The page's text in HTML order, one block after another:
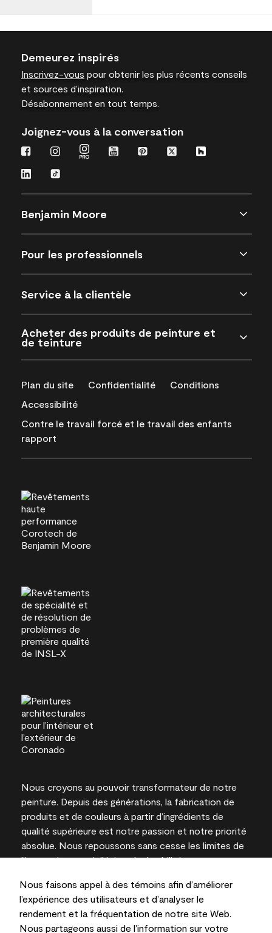
Nous faisons appel à des témoins afin d’améliorer
l’expérience des utilisateurs et d’analyser le
rendement et la fréquentation de notre site Web.
Nous partageons aussi de l’information sur votre
Demeurez inspirés
Inscrivez-vous pour obtenir les plus récents conseils
et sources d’inspiration.
Désabonnement en tout temps.
Joignez-vous à la conversation
Benjamin Moore
Pour les professionnels
Service à la clientèle
Acheter des produits de peinture et
de teinture
Plan du site Confidentialité
Conditions
Accessibilité
Contre le travail forcé et le travail des enfants
rapport
Nous croyons au pouvoir transformateur de notre
peinture. Depuis des générations, la fabrication de
produits et de couleurs à partir d’ingrédients de
qualité supérieure est notre passion et notre priorité
absolue. Nous repoussons sans cesse les limites de
l’innovation et privilégions la durabilité pour
l’expertise locale.